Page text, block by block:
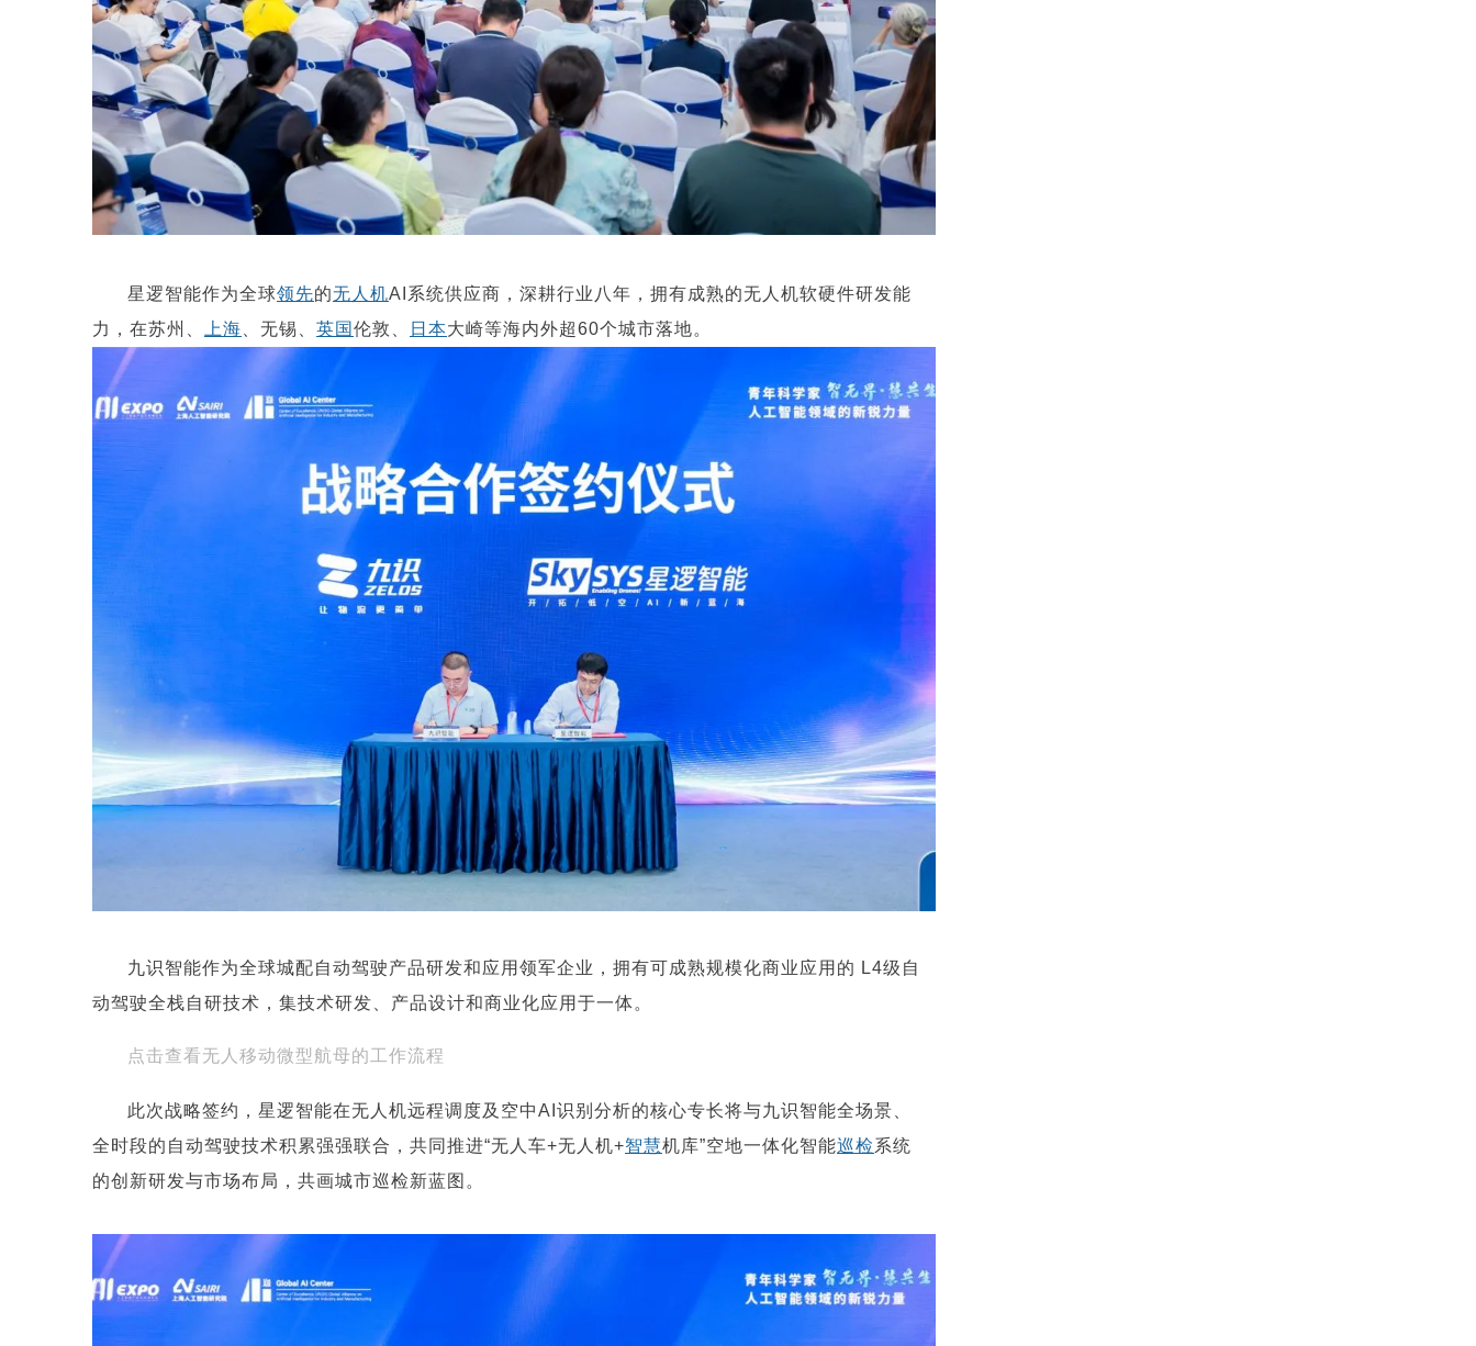
星逻智能作为全球领先的无人机AI系统供应商，深耕行业八年，拥有成熟的无人机软硬件研发能
力，在苏州、
上海 、无锡、 英国 伦敦、 日本大崎等海内外超60个城市落地。
九识智能作为全球城配自动驾驶产品研发和应用领军企业，拥有可成熟规模化商业应用的 L4级自
动驾驶全栈自研技术，集技术研发、产品设计和商业化应用于一体。
点击查看无人移动微型航母的工作流程
此次战略签约，星逻智能在无人机远程调度及空中AI识别分析的核心专长将与九识智能全场景、
全时段的自动驾驶技术积累强强联合，共同推进“无人车+无人机+智慧机库”空地一体化智能巡检系统
的创新研发与市场布局，共画城市巡检新蓝图。